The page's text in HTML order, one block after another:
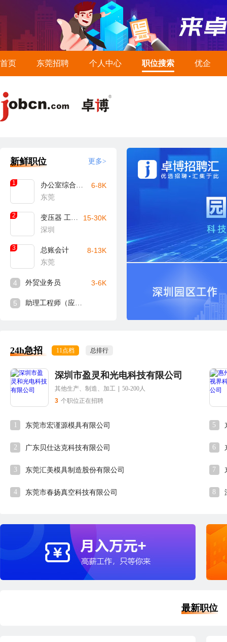
首页 东莞招聘 个人中心 职位搜索 优企
新鲜职位 更多>
1
办公室综合文员
东莞
6-8K
2
变压器 工艺工程师
深圳
15-30K
3
总账会计
东莞
8-13K
4 外贸业务员 3-6K
5 助理工程师（应届生可入）
24h急招 11点档 总排行
深圳市盈灵和光电科技有限公司
其他生产、制造、加工
50-200人
3 个职位正在招聘
1 东莞市宏谨源模具有限公司
2 广东贝仕达克科技有限公司
3 东莞汇美模具制造股份有限公司
4 东莞市春扬真空科技有限公司
5
6
7
8
最新职位